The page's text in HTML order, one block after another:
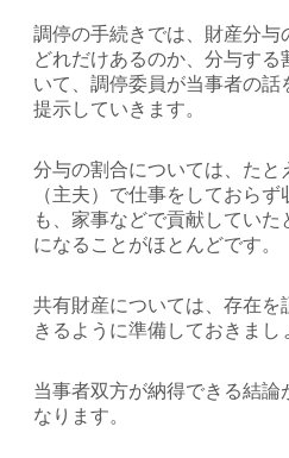
調停の手続きでは、財産分与
どれだけあるのか、分与す
いて、調停委員が当事者の話
提示していきます。
分与の割合については、たと
（主夫）で仕事をしておら
も、家事などで貢献してい
になることがほとんどです。
共有財産については、存在を
きるように準備しておきまし
当事者双方が納得できる結論
なります。